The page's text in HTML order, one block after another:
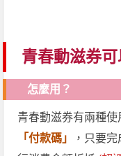
青春動滋券
怎麼用？
青春動滋券有兩種
「付款碼」
，只要